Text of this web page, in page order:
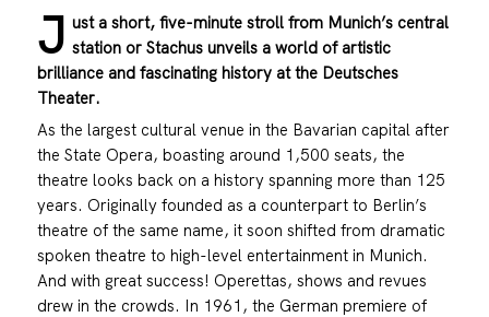
J ust a short, five-minute stroll from Munich’s central
station or Stachus unveils a world of artistic
brilliance and fascinating history at the Deutsches
Theater.
As the largest cultural venue in the Bavarian capital after
the State Opera, boasting around 1,500 seats, the
theatre looks back on a history spanning more than 125
years. Originally founded as a counterpart to Berlin’s
theatre of the same name, it soon shifted from dramatic
spoken theatre to high-level entertainment in Munich.
And with great success! Operettas, shows and revues
drew in the crowds. In 1961, the German premiere of